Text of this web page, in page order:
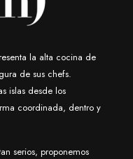
la alta cocina de
de sus chefs.
islas desde los
coordinada, dentro y
serios, proponemos